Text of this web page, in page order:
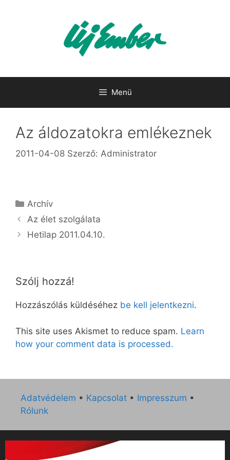
Menü
Az áldozatokra emlékeznek
2011-04-08 Szerző: Administrator
Kategória
Archív
Az élet szolgálata
Hetilap 2011.04.10.
Szólj hozzá!
Hozzászólás küldéséhez be kell jelentkezni.
This site uses Akismet to reduce spam. Learn
how your comment data is processed.
Adatvédelem • Kapcsolat • Impresszum •
Rólunk